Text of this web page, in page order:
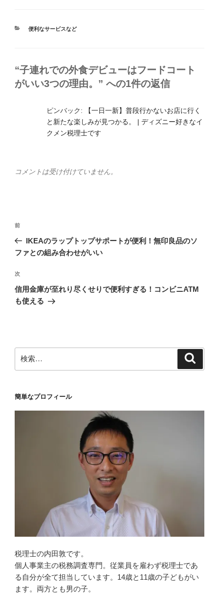
カ
便利なサービスなど
“子連れでの外食デビューはフードコート
がいい3つの理由。” への1件の返信
ピンバック:
【一日一新】普段行かないお店に行く
と新たな楽しみが見つかる。 | ディズニー好きなイ
クメン税理士です
コメントは受け付けていません。
投
ナ
ゲ
ー
シ
前
の
投
前
IKEAのラップトップサポートが便利！無印良品のソ
ファとの組み合わせがいい
次
の
投
次
信用金庫が至れり尽くせりで便利すぎる！コンビニATM
も使える
索:
簡単なプロフィール
税理士の内田敦です。
個人事業主の税務調査専門。従業員を雇わず税理士であ
る自分が全て担当しています。14歳と11歳の子どもがい
ます。両方とも男の子。